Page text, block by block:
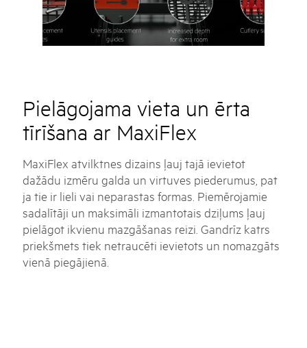
Pielāgojama vieta un ērta
tīrīšana ar MaxiFlex
MaxiFlex atvilktnes dizains ļauj tajā ievietot
dažādu izmēru galda un virtuves piederumus, pat
ja tie ir lieli vai neparastas formas. Piemērojamie
sadalītāji un maksimāli izmantotais dziļums ļauj
pielāgot ikvienu mazgāšanas reizi. Gandrīz katrs
priekšmets tiek netraucēti ievietots un nomazgāts
vienā piegājienā.